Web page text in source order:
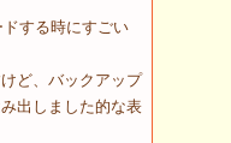
する時にすごい
ど、バックアップ
出しました的な表